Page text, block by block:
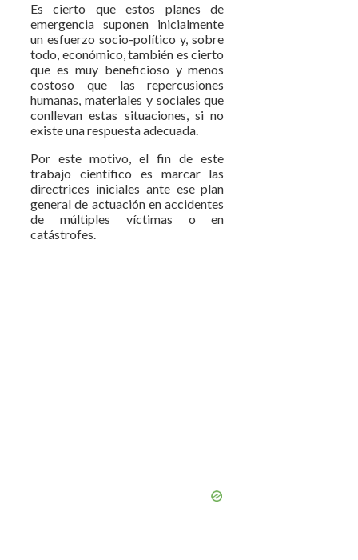
Es cierto que estos planes de
emergencia suponen inicialmente
un esfuerzo socio-político y, sobre
todo, económico, también es cierto
que es muy beneficioso y menos
costoso que las repercusiones
humanas, materiales y sociales que
conllevan estas situaciones, si no
existe una respuesta adecuada.
Por este motivo, el fin de este
trabajo científico es marcar las
directrices iniciales ante ese plan
general de actuación en accidentes
de múltiples víctimas o en
catástrofes.